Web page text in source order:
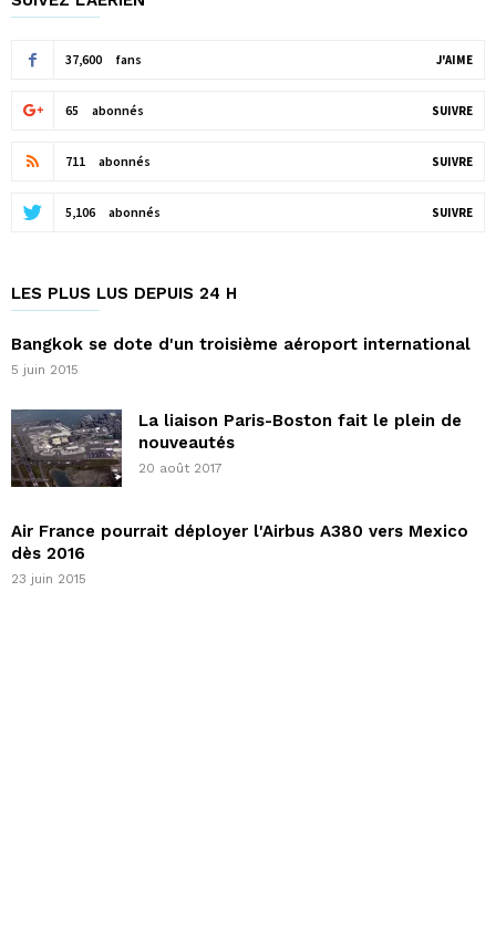
37,600 fans J'AIME
65 abonnés SUIVRE
711 abonnés SUIVRE
5,106 abonnés SUIVRE
LES PLUS LUS DEPUIS 24 H
Bangkok se dote d'un troisième aéroport international
5 juin 2015
La liaison Paris-Boston fait le plein de
nouveautés
20 août 2017
Air France pourrait déployer l'Airbus A380 vers Mexico
dès 2016
23 juin 2015